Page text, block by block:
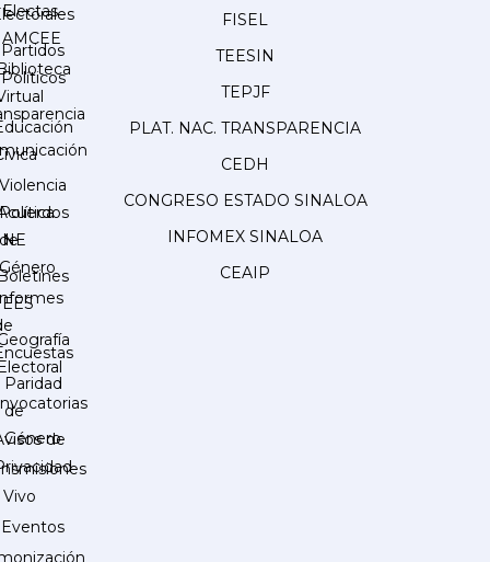
Partidos
Políticos
de
Electas
AMCEE
Violencia
Política
de
Género
Paridad
de
Género
Eventos
FISEL
TEESIN
TEPJF
PLAT. NAC. TRANSPARENCIA
CEDH
CONGRESO ESTADO SINALOA
INFOMEX SINALOA
CEAIP